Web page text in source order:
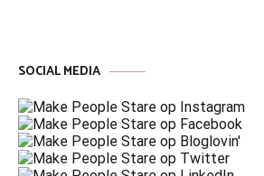
SOCIAL MEDIA